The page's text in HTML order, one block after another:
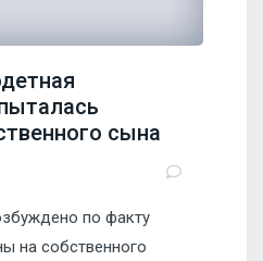
сына
по факту
на собственного